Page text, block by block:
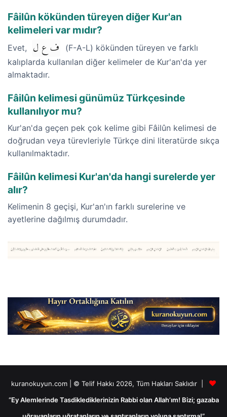
Fâilûn kökünden türeyen diğer Kur'an
kelimeleri var mıdır?
Evet, ف ع ل
(F-A-L) kökünden türeyen ve farklı
kalıplarda kullanılan diğer kelimeler de Kur'an'da yer
almaktadır.
Fâilûn kelimesi günümüz Türkçesinde
kullanılıyor mu?
Kur'an'da geçen pek çok kelime gibi Fâilûn kelimesi de
doğrudan veya türevleriyle Türkçe dini literatürde sıkça
kullanılmaktadır.
Fâilûn kelimesi Kur'an'da hangi surelerde yer
alır?
Kelimenin 8 geçişi, Kur'an'ın farklı surelerine ve
ayetlerine dağılmış durumdadır.
kuranokuyun.com | © Telif Hakkı 2026, Tüm Hakları Saklıdır |
“Ey Alemlerinde Tasdiklediklerinizin Rabbi olan Allah’ım! Bizi; gazaba